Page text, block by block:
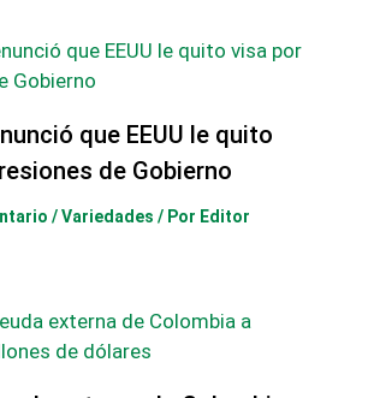
que EEUU le quito
de Gobierno
/Variedades / Por Editor